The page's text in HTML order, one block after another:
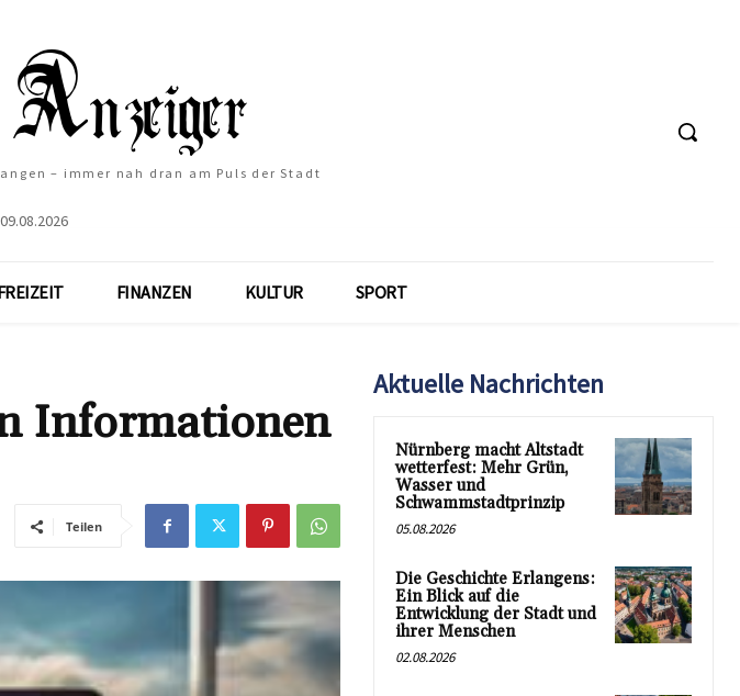
– immer nah dran am Puls der Stadt
FINANZEN KULTUR SPORT
Informationen
Teilen
Aktuelle Nachrichten
Nürnberg macht Altstadt
wetterfest: Mehr Grün,
Wasser und
Schwammstadtprinzip
05.08.2026
Die Geschichte Erlangens:
Ein Blick auf die
Entwicklung der Stadt und
ihrer Menschen
02.08.2026